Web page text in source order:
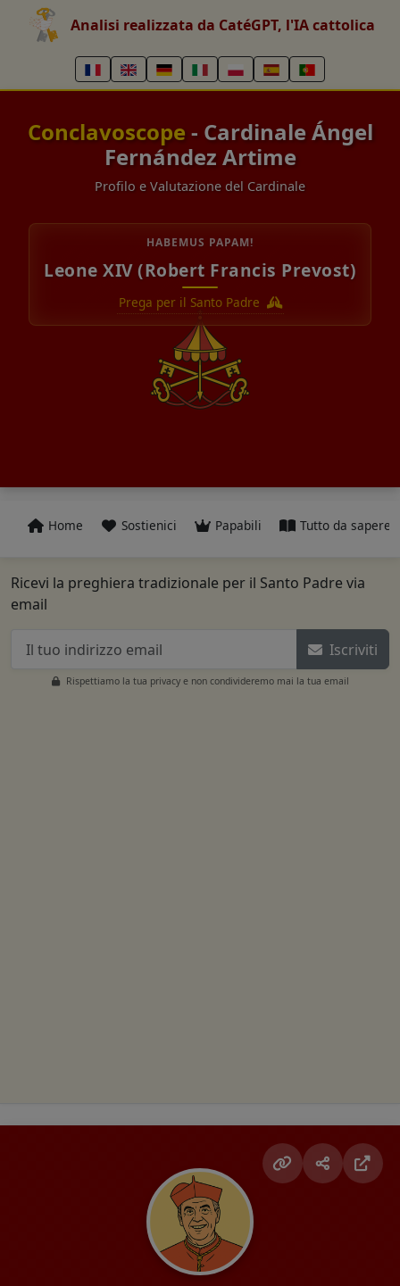
Analisi realizzata da CatéGPT, l'IA cattolica
Conclavoscope - Cardinale Ángel
Fernández Artime
Profilo e Valutazione del Cardinale
HABEMUS PAPAM!
Leone XIV (Robert Francis Prevost)
Prega per il Santo Padre
Home Sostienici Papabili Tutto da sapere
Ricevi la preghiera tradizionale per il Santo Padre via
email
Iscriviti
Rispettiamo la tua privacy e non condivideremo mai la tua email